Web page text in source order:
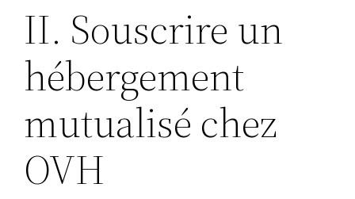
II. Souscrire un
hébergement
mutualisé chez
OVH